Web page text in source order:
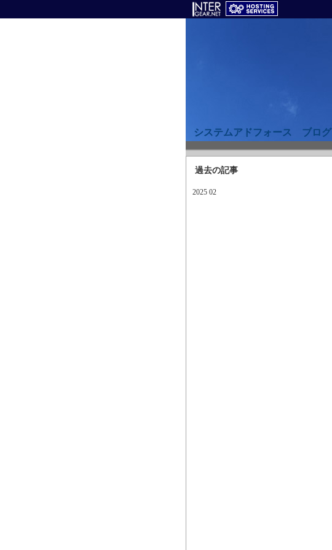
システムアドフォース ブログ
過去の記事
2025 02